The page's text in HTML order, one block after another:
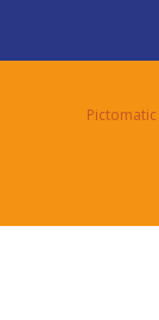
Pictomatic